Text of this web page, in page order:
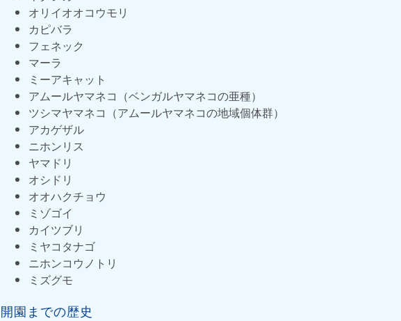
オリイオオコウモリ
カピバラ
フェネック
マーラ
ミーアキャット
アムールヤマネコ（ベンガルヤマネコの亜種）
ツシマヤマネコ（アムールヤマネコの地域個体群）
アカゲザル
ニホンリス
ヤマドリ
オシドリ
オオハクチョウ
ミゾゴイ
カイツブリ
ミヤコタナゴ
ニホンコウノトリ
ミズグモ
開園までの歴史